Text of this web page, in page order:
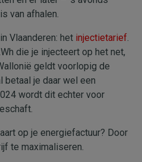
van afhalen.
Vlaanderen: het injectietarief.
die je injecteert op het net,
geldt voorlopig de
betaal je daar wel een
wordt dit echter voor
op je energiefactuur? Door
te maximaliseren.